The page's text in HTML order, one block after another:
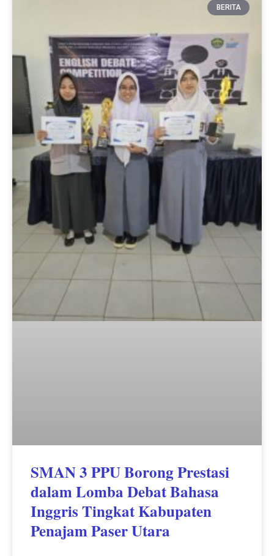
BERITA
SMAN 3 PPU Borong Prestasi
dalam Lomba Debat Bahasa
Inggris Tingkat Kabupaten
Penajam Paser Utara